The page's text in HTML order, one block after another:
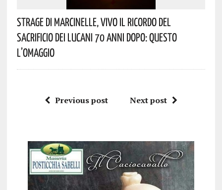
Strage Di Marcinelle, Vivo Il Ricordo Del
Sacrificio Dei Lucani 70 Anni Dopo: Questo
L’omaggio
Previous post Next post